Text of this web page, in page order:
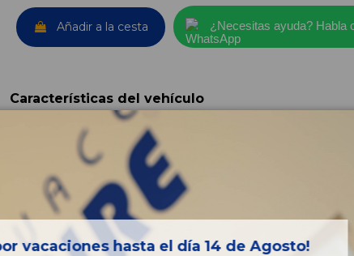
Añadir a la cesta ¿Necesitas ayuda? Habla
Características del vehículo
Año fabricación
Código motor
Bastidor
Color
NEGRO
vacaciones hasta el día 14 de Agosto!